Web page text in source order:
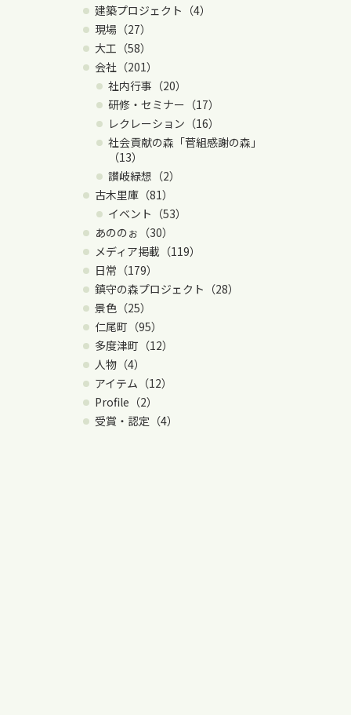
建築プロジェクト（4）
現場（27）
大工（58）
会社（201）
社内行事（20）
研修・セミナー（17）
レクレーション（16）
社会貢献の森「菅組感謝の森」
（13）
讃岐緑想（2）
古木里庫（81）
イベント（53）
あののぉ（30）
メディア掲載（119）
日常（179）
鎮守の森プロジェクト（28）
景色（25）
仁尾町（95）
多度津町（12）
人物（4）
アイテム（12）
Profile（2）
受賞・認定（4）